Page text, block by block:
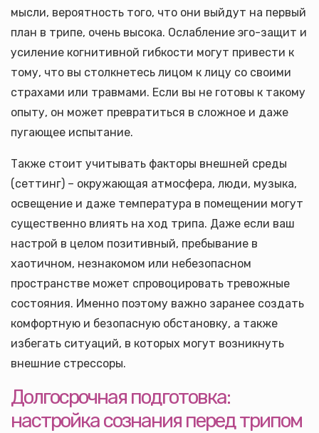
мысли, вероятность того, что они выйдут на первый
план в трипе, очень высока. Ослабление эго-защит и
усиление когнитивной гибкости могут привести к
тому, что вы столкнетесь лицом к лицу со своими
страхами или травмами. Если вы не готовы к такому
опыту, он может превратиться в сложное и даже
пугающее испытание.
Также стоит учитывать факторы внешней среды
(сеттинг) – окружающая атмосфера, люди, музыка,
освещение и даже температура в помещении могут
существенно влиять на ход трипа. Даже если ваш
настрой в целом позитивный, пребывание в
хаотичном, незнакомом или небезопасном
пространстве может спровоцировать тревожные
состояния. Именно поэтому важно заранее создать
комфортную и безопасную обстановку, а также
избегать ситуаций, в которых могут возникнуть
внешние стрессоры.
Долгосрочная подготовка:
настройка сознания перед трипом